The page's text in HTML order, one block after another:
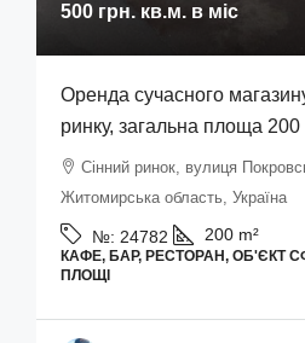
500 грн. кв.м. в міс
Оренда сучасного
ринку, загальна площа 200
Сінний ринок, вулиця
Житомирська область, Україна
№: 24782 200 m²
КАФЕ, БАР, РЕСТОРАН, ОБ'ЄКТ
ПЛОЩІ